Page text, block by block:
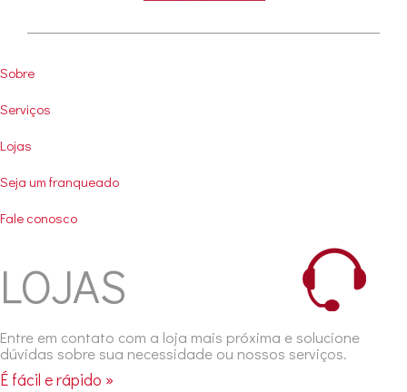
User
account
menu
Sobre
Serviços
Lojas
Seja um franqueado
Fale conosco
LOJAS
Entre em contato com a loja mais próxima e solucione
dúvidas sobre sua necessidade ou nossos serviços.
É fácil e rápido »